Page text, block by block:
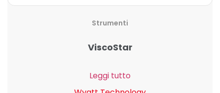
Strumenti
ViscoStar
Leggi tutto